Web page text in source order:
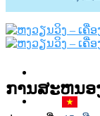
ການສະຫນອ